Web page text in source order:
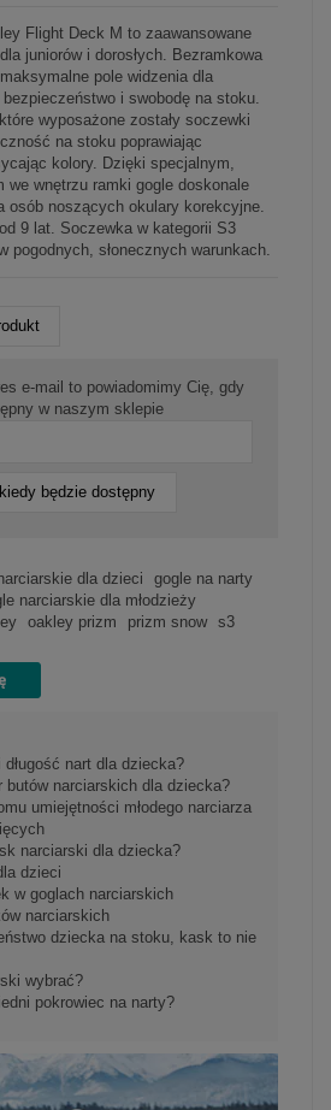
Flight Deck M to zaawansowane
juniorów i dorosłych. Bezramkowa
pole widzenia dla
i swobodę na stoku.
wyposażone zostały soczewki
na stoku poprawiając
kolory. Dzięki specjalnym,
we wnętrzu ramki gogle doskonale
osób noszących okulary korekcyjne.
9 lat. Soczewka w kategorii S3
pogodnych, słonecznych warunkach.
e-mail to powiadomimy Cię, gdy
w naszym sklepie
będzie dostępny
dla dzieci
gogle na narty
narciarskie dla młodzieży
oakley prizm prizm snow
s3
nart dla dziecka?
butów narciarskich dla dziecka?
umiejętności młodego narciarza
narciarski dla dziecka?
dzieci
w goglach narciarskich
narciarskich
dziecka na stoku, kask to nie
wybrać?
pokrowiec na narty?